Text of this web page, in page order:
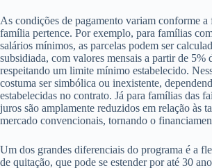
As condições de pagamento variam conforme a
família pertence. Por exemplo, para famílias
salários mínimos, as parcelas podem ser
subsidiada, com valores mensais a partir de 5%
respeitando um limite mínimo estabelecido.
costuma ser simbólica ou inexistente,
estabelecidas no contrato. Já para famílias das
juros são amplamente reduzidos em relação às
mercado convencionais, tornando o
Um dos grandes diferenciais do programa é a
de quitação, que pode se estender por até 30